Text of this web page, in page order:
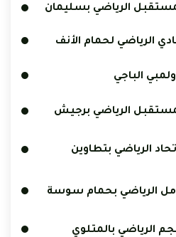
الرياضي بسليمان
الرياضي لحمام الأنف
الباجي
الرياضي برجيش
الرياضي بتطاوين
الرياضي بحمام سوسة
الرياضي بالمتلوي